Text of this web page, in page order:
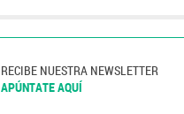
RECIBE NUESTRA NEWSLETTER
APÚNTATE AQUÍ